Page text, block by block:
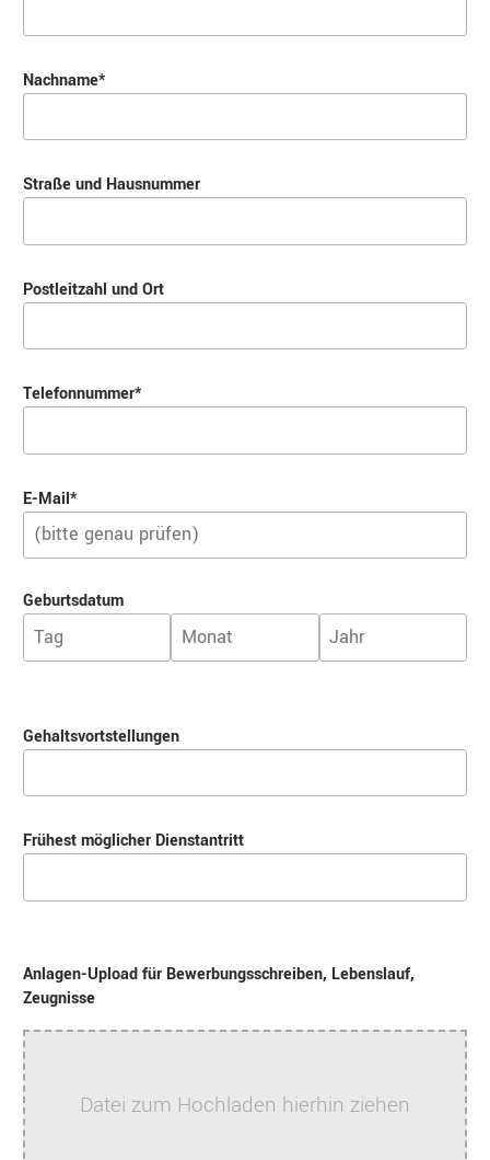
Pflichtfeld
Nachname*
Straße und Hausnummer
Postleitzahl und Ort
Pflichtfeld
Telefonnummer*
Pflichtfeld
E-Mail*
Geburtsdatum
Gehaltsvortstellungen
Frühest möglicher Dienstantritt
Anlagen-Upload für Bewerbungsschreiben, Lebenslauf,
Zeugnisse
Datei zum Hochladen hierhin ziehen